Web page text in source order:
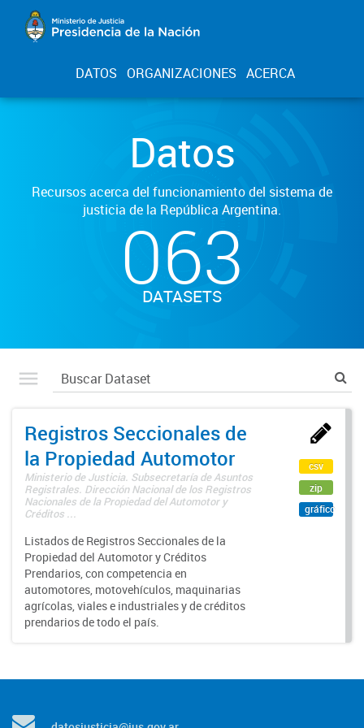
DATOS ORGANIZACIONES ACERCA
Datos
Recursos acerca del funcionamiento del sistema de
justicia de la República Argentina.
063
DATASETS
Registros Seccionales de
la Propiedad Automotor
Ministerio de Justicia. Subsecretaría de Asuntos
Registrales. Dirección Nacional de los Registros
Nacionales de la Propiedad del Automotor y
Créditos ...
Listados de Registros Seccionales de la
Propiedad del Automotor y Créditos
Prendarios, con competencia en
automotores, motovehículos, maquinarias
agrícolas, viales e industriales y de créditos
prendarios de todo el país.
csv
zip
gráfico